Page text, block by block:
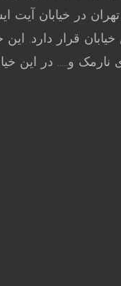
از آن می گذرد. دسترسی به
قرار دارد. این
و….. در این